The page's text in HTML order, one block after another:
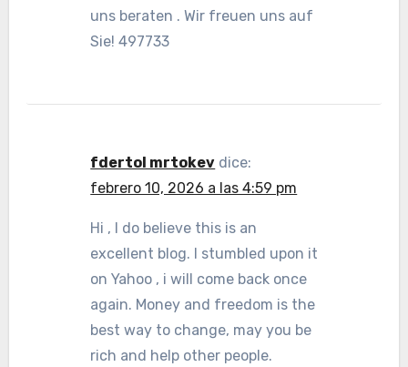
uns beraten . Wir freuen uns auf
Sie! 497733
fdertol mrtokev dice:
febrero 10, 2026 a las 4:59 pm
Hi , I do believe this is an
excellent blog. I stumbled upon it
on Yahoo , i will come back once
again. Money and freedom is the
best way to change, may you be
rich and help other people.